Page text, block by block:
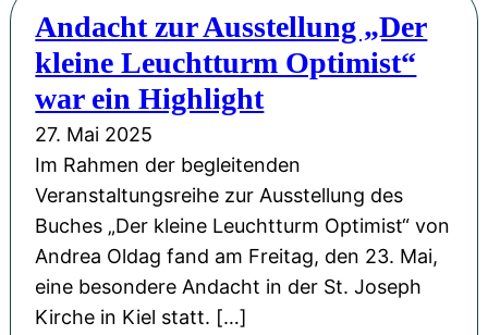
,
E
n
k
e
l
i
n
N
o
i
o
n
m
i
t
A
n
d
r
e
l
l
-
V
u
Andacht zur Ausstellung „Der
kleine Leuchtturm Optimist“
war ein Highlight
27. Mai 2025
Im Rahmen der begleitenden
Veranstaltungsreihe zur Ausstellung des
Buches „Der kleine Leuchtturm Optimist“ von
Andrea Oldag fand am Freitag, den 23. Mai,
eine besondere Andacht in der St. Joseph
Kirche in Kiel statt. […]